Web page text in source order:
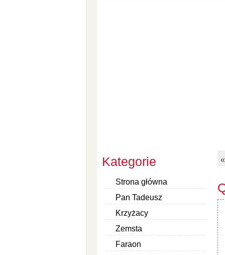
Kategorie
Strona główna
Pan Tadeusz
Krzyżacy
Zemsta
Faraon